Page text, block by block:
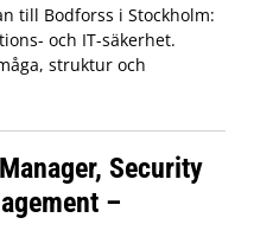
till Bodforss i Stockholm:
och IT-säkerhet.
struktur och
Security
–